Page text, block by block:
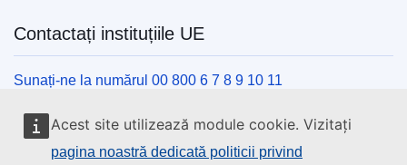
Acest site utilizează module cookie. Vizitați
pagina noastră dedicată politicii privind
Contactați instituțiile UE
Sunați-ne la numărul 00 800 6 7 8 9 10 11
Utilizați alte opțiuni telefonice
Scrieți-ne completând formularul de contact